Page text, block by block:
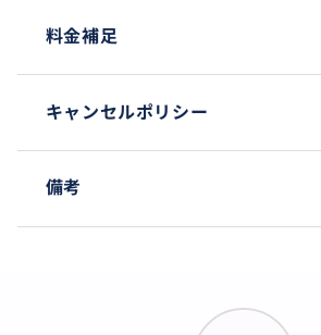
料金補足
キャンセルポリシー
備考